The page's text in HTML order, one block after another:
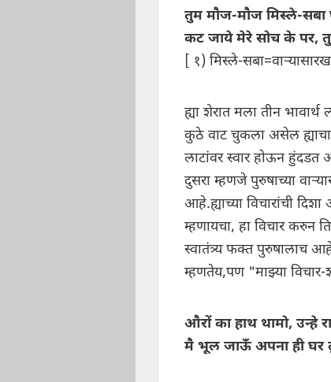
तुम मौज-मौज मिस्ले-सबा
कट जाये मेरे सोच के पर,
[ १) मिस्ले-
ह्या शेरात मला तीन
कुठे वाट चुकला असेल
लाटांवर स्वार होऊन
दुसरा म्हणजे पुरुषाच्या
आहे.ह्याच्या विचारांची
म्हणायचा, हा विचार करुन
स्वातंत्र्य फक्त पुरुषालाच
म्हणतेय,पण "माझ्या
औरों का हाथ थामो, उन्हे
मै भूल जाऊँ अपना ही घर